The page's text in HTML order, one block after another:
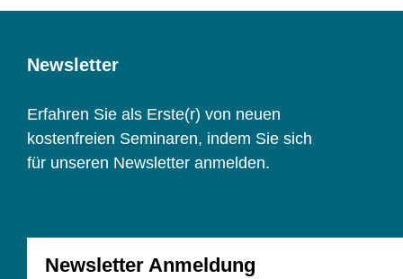
Newsletter
Erfahren Sie als Erste(r) von neuen
kostenfreien Seminaren, indem Sie sich
für unseren Newsletter anmelden.
Newsletter Anmeldung